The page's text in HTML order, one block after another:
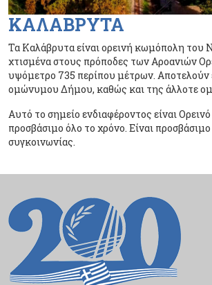
ΚΑΛΑΒΡΥΤΑ
Τα Καλάβρυτα είναι ορεινή κωμόπολη του
χτισμένα στους πρόποδες των Αροανιών
υψόμετρο 735 περίπου μέτρων. Αποτελούν
ομώνυμου Δήμου, καθώς και της άλλοτε
Αυτό το σημείο ενδιαφέροντος είναι
προσβάσιμο όλο το χρόνο. Είναι
συγκοινωνίας.